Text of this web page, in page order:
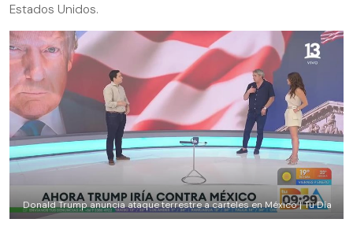
Estados Unidos.
Donald Trump anuncia ataque terrestre a carteles en México | Tu Día